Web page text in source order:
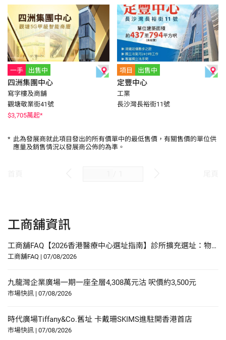
一手 出售中
四洲集團中心
寫字樓及商舖
觀塘敬業街41號
$3,705萬起*
項目 出售中
定豐中心
工業
長沙灣長裕街11號
* 此為發展商就此項目發出的所有價單中的最低售價，有關售價的單位供
應量及銷售情況以發展商公佈的為準。
工商舖資訊
工商舖FAQ【2026香港醫療中心選址指南】診所擴充選址：物業要求、人流分析與合規要點
工商舖FAQ | 07/08/2026
九龍灣企業廣場一期一座全層4,308萬元沽 呎價約3,500元
市場快訊 | 07/08/2026
時代廣場Tiffany&Co.舊址 卡戴珊SKIMS進駐開香港首店
市場快訊 | 07/08/2026